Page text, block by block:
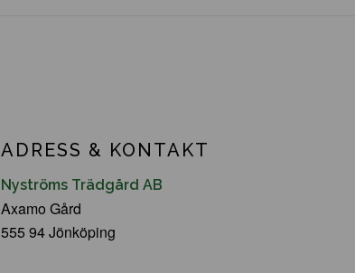
ADRESS & KONTAKT
Nyströms Trädgård AB
Axamo Gård
555 94 Jönköping